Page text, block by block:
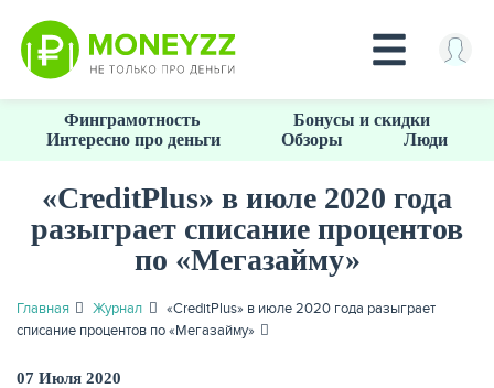
основному
содержанию
КРЕДИТЫ
Финграмотность
Бонусы и скидки
Интересно про деньги
Обзоры Люди
«CreditPlus» в июле 2020 года
разыграет списание процентов
по «Мегазайму»
Главная Журнал
«CreditPlus» в июле 2020 года разыграет
списание процентов по «Мегазайму»
07 Июля 2020